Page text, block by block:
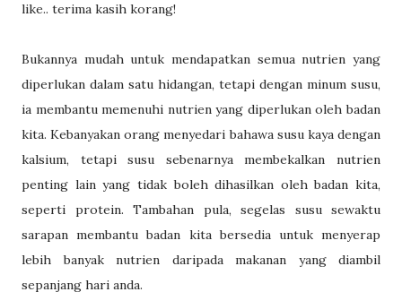
like.. terima kasih korang!
Bukannya mudah untuk mendapatkan semua nutrien yang
diperlukan dalam satu hidangan, tetapi dengan minum susu,
ia membantu memenuhi nutrien yang diperlukan oleh badan
kita. Kebanyakan orang menyedari bahawa susu kaya dengan
kalsium, tetapi susu sebenarnya membekalkan nutrien
penting lain yang tidak boleh dihasilkan oleh badan kita,
seperti protein. Tambahan pula, segelas susu sewaktu
sarapan membantu badan kita bersedia untuk menyerap
lebih banyak nutrien daripada makanan yang diambil
sepanjang hari anda.